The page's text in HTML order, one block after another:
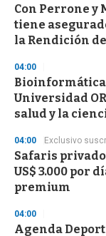
Con Perrone y
tiene
la Rendición
04:00
Universidad
salud y la
04:00 Exclusivo
Safaris
US$ 3.000 por
premium
04:00
Agenda